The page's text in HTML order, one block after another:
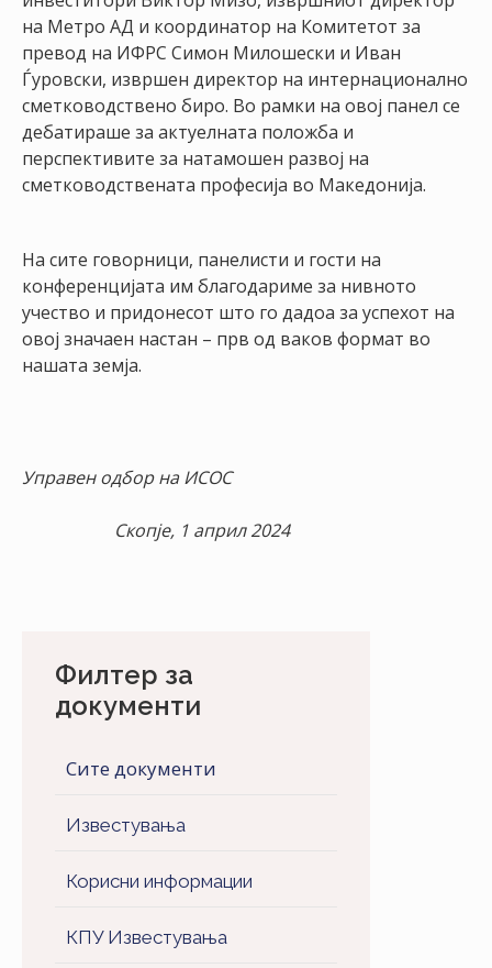
Филтер за
документи
Сите документи
Известувања
Корисни информации
КПУ Известувања
на Метро АД и координатор на Комитетот за
превод на ИФРС Симон Милошески и Иван
Ѓуровски, извршен директор на интернационално
сметководствено биро. Во рамки на овој панел се
дебатираше за актуелната положба и
перспективите за натамошен развој на
сметководствената професија во Македонија.
На сите говорници, панелисти и гости на
конференцијата им благодариме за нивното
учество и придонесот што го дадоа за успехот на
овој значаен настан – прв од ваков формат во
нашата земја.
Управен одбор на ИСОС
Скопје, 1 април 2024